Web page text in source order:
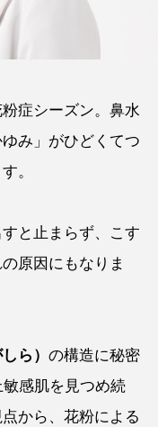
症シーズン。鼻水
み」がひどくてつ
。
と止まらず、こす
原因にもなりま
ら） の構造に秘密
感肌を見つめ続
から、花粉による